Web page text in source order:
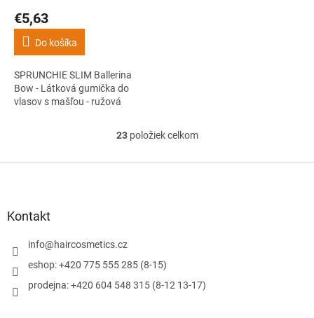
€5,63
Do košíka
SPRUNCHIE SLIM Ballerina
Bow - Látková gumička do
vlasov s mašľou - ružová
O
l
p
v
23položiek celkom
Kontakt
info@haircosmetics.cz
eshop: +420 775 555 285 (8-15)
prodejna: +420 604 548 315 (8-12 13-17)